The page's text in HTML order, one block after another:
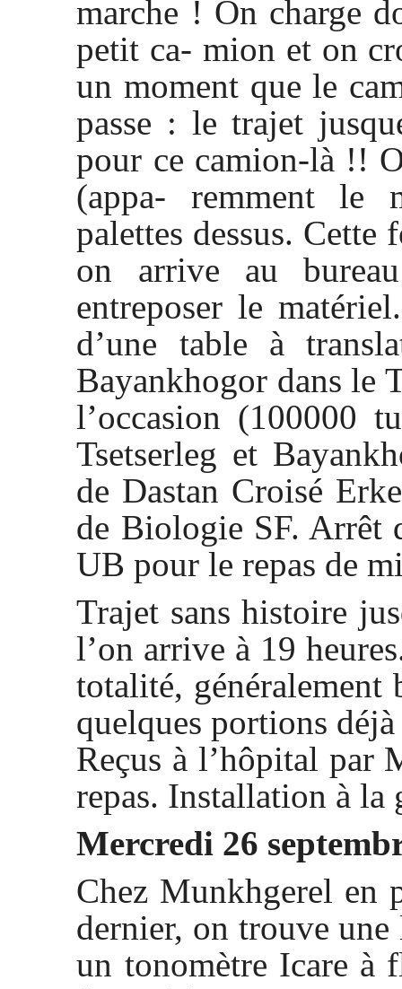
marche ! On charge
petit ca- mion et on
un moment que le
passe : le trajet
pour ce camion-là !!
(appa- remment le
palettes dessus. Cette
on arrive au
entreposer le
d’une table à
Bayankhogor dans le
l’occasion (100000
Tsetserleg et
de Dastan Croisé
de Biologie SF. Arrêt
UB pour le repas de
Trajet sans histoire
l’on arrive à 19
totalité, généralement
quelques portions
Reçus à l’hôpital par
repas. Installation à
Mercredi 26
Chez Munkhgerel en
dernier, on trouve
un tonomètre Icare à